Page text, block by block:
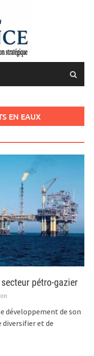
EN EAUX
pétro-gazier
développement de son
diversifier et de